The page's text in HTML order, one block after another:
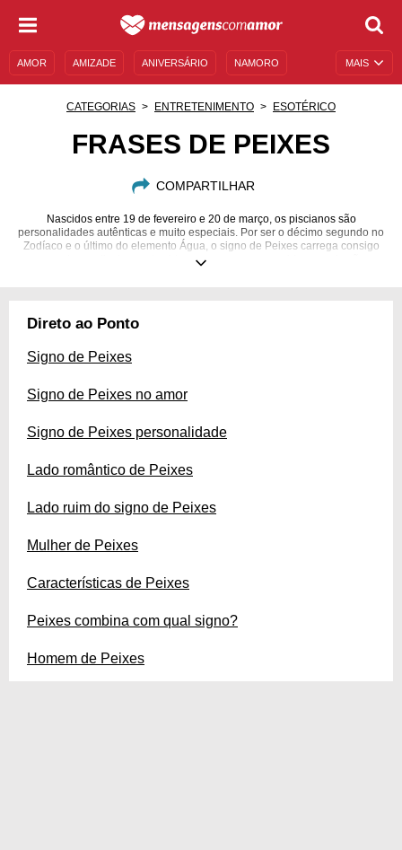
MAIS
AMOR AMIZADE ANIVERSÁRIO NAMORO
CATEGORIAS ENTRETENIMENTO ESOTÉRICO
FRASES DE PEIXES
COMPARTILHAR
Nascidos entre 19 de fevereiro e 20 de março, os piscianos são
personalidades autênticas e muito especiais. Por ser o décimo segundo no
Zodíaco e o último do elemento Água, o signo de Peixes carrega consigo
aspectos particularmente virtuosos: as pessoas regidas por ele são
futuras. Conheça mais sobre esse signo encantador com estas frases!
Direto ao Ponto
Signo de Peixes
Signo de Peixes no amor
Signo de Peixes personalidade
Lado romântico de Peixes
Lado ruim do signo de Peixes
Mulher de Peixes
Características de Peixes
Peixes combina com qual signo?
Homem de Peixes